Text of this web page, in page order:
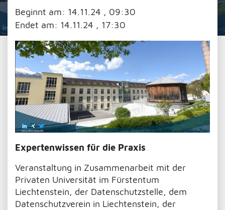
Beginnt am: 14.11.24 , 09:30
Endet am: 14.11.24 , 17:30
Expertenwissen für die Praxis
Veranstaltung in Zusammenarbeit mit der
Privaten Universität im Fürstentum
Liechtenstein, der Datenschutzstelle, dem
Datenschutzverein in Liechtenstein, der